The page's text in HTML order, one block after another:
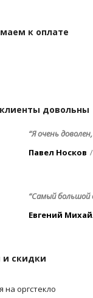
к оплате
довольны
“Я очень
Павел Носков
“Самый большой
Евгений
скидки